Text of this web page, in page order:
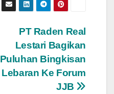
PT Raden Real
Lestari Bagikan
Puluhan Bingkisan
Lebaran Ke Forum
JJB